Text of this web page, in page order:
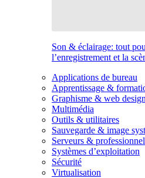
Son & éclairage: tout
l’enregistrement et la
Applications de bureau
Apprentissage &
Graphisme & web design
Multimédia
Outils & utilitaires
Sauvegarde & image
Serveurs &
Systèmes d’exploitation
Sécurité
Virtualisation